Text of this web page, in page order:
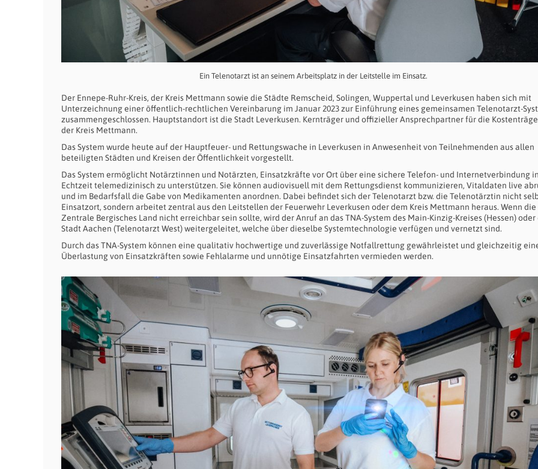
Ein Telenotarzt ist an seinem Arbeitsplatz in der Leitstelle im Einsatz.
Der Ennepe-Ruhr-Kreis, der Kreis Mettmann sowie die Städte Remscheid, Solingen, Wuppertal und Leverkusen haben sich mit
Unterzeichnung einer öffentlich-rechtlichen Vereinbarung im Januar 2023 zur Einführung eines gemeinsamen Telenotarzt-
zusammengeschlossen. Hauptstandort ist die Stadt Leverkusen. Kernträger und offizieller Ansprechpartner für die
der Kreis Mettmann.
Das System wurde heute auf der Hauptfeuer- und Rettungswache in Leverkusen in Anwesenheit von Teilnehmenden aus allen
beteiligten Städten und Kreisen der Öffentlichkeit vorgestellt.
Das System ermöglicht Notärztinnen und Notärzten, Einsatzkräfte vor Ort über eine sichere Telefon- und Internetverbindung
Echtzeit telemedizinisch zu unterstützen. Sie können audiovisuell mit dem Rettungsdienst kommunizieren, Vitaldaten live
und im Bedarfsfall die Gabe von Medikamenten anordnen. Dabei befindet sich der Telenotarzt bzw. die Telenotärztin nicht
Einsatzort, sondern arbeitet zentral aus den Leitstellen der Feuerwehr Leverkusen oder dem Kreis Mettmann heraus. Wenn die
Zentrale Bergisches Land nicht erreichbar sein sollte, wird der Anruf an das TNA-System des Main-Kinzig-Kreises (Hessen) oder
Stadt Aachen (Telenotarzt West) weitergeleitet, welche über dieselbe Systemtechnologie verfügen und vernetzt sind.
Durch das TNA-System können eine qualitativ hochwertige und zuverlässige Notfallrettung gewährleistet und gleichzeitig
Überlastung von Einsatzkräften sowie Fehlalarme und unnötige Einsatzfahrten vermieden werden.